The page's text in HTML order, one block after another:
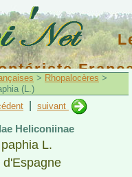
> Rhopalocères >
(L.)
suivant
Heliconiinae
L.
d'Espagne